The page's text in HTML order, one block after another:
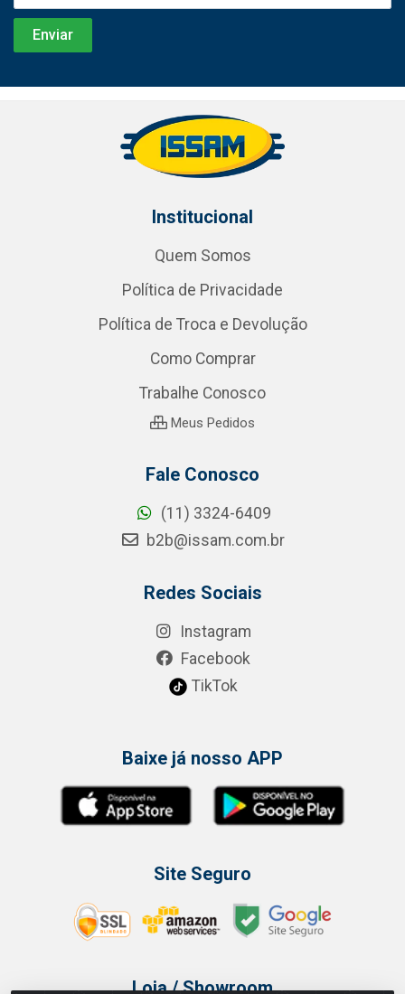
Institucional
Quem Somos
Política de Privacidade
Política de Troca e Devolução
Como Comprar
Trabalhe Conosco
Meus Pedidos
Fale Conosco
(11) 3324-6409
b2b@issam.com.br
Redes Sociais
Instagram
Facebook
TikTok
Baixe já nosso APP
Site Seguro
Loja / Showroom